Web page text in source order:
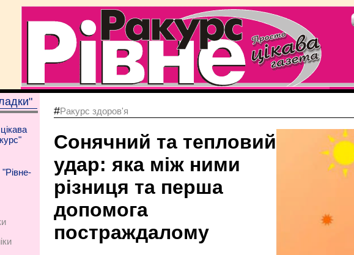
"Рівне-
#Ракурс здоров'я
Сонячний та тепловий
удар: яка між ними
різниця та перша
допомога
постраждалому